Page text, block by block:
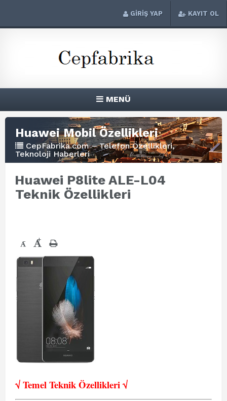
GİRİŞ YAP KAYIT OL
MENÜ
Huawei Mobil Özellikleri
CepFabrika.com – Telefon Özellikleri,
Teknoloji Haberleri
Huawei P8lite ALE-L04
Teknik Özellikleri
- +
√ Temel Teknik Özellikleri √